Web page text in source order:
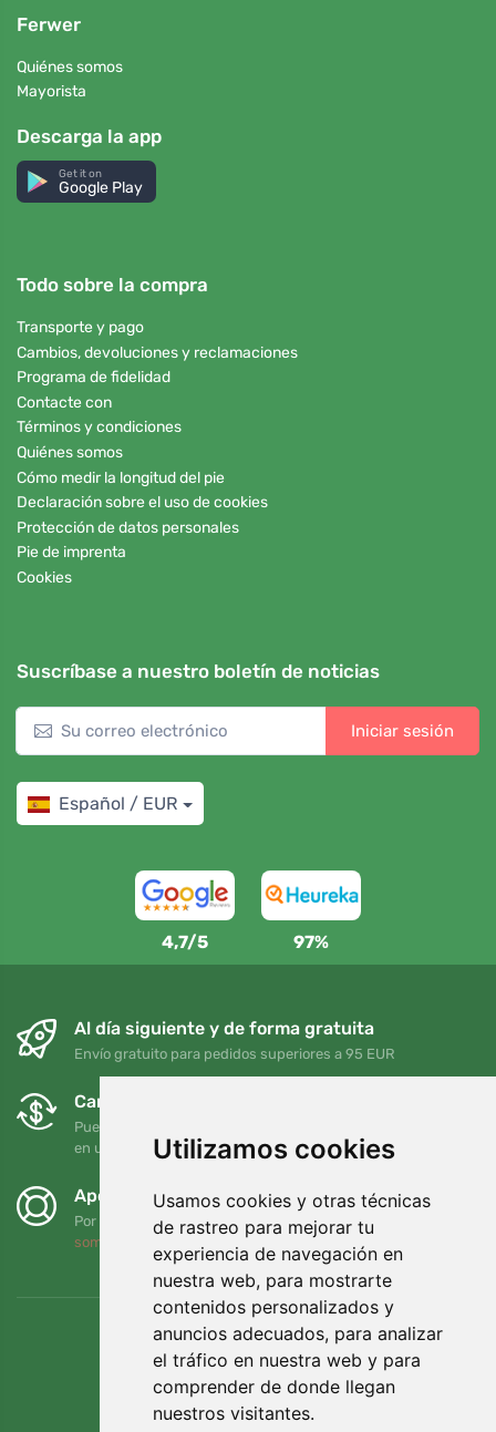
Utilizamos cookies
Usamos cookies y otras técnicas
de rastreo para mejorar tu
experiencia de navegación en
nuestra web, para mostrarte
contenidos personalizados y
anuncios adecuados, para analizar
el tráfico en nuestra web y para
comprender de donde llegan
nuestros visitantes.
Ferwer
Quiénes somos
Mayorista
Descarga la app
Get it on
Google Play
Todo sobre la compra
Transporte y pago
Cambios, devoluciones y reclamaciones
Programa de fidelidad
Contacte con
Términos y condiciones
Quiénes somos
Cómo medir la longitud del pie
Declaración sobre el uso de cookies
Protección de datos personales
Pie de imprenta
Cookies
Suscríbase a nuestro boletín de noticias
Iniciar sesión
Español / EUR
4,7/5 97%
Al día siguiente y de forma gratuita
Envío gratuito para pedidos superiores a 95 EUR
Cambios y devoluciones gratuitos
Puede devolver o cambiar su pedido en cualquier momento
en un plazo de 90 días
Apoyamos a Trees.org
Por cada pedido plantamos un árbol. Leer más
somos